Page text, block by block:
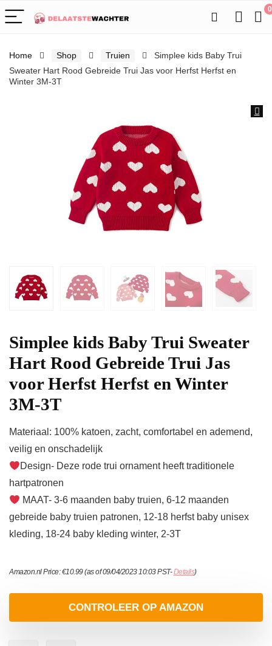
0
Home Shop Truien
Simplee kids Baby Trui
Sweater Hart Rood Gebreide Trui Jas voor Herfst Herfst en
Winter 3M-3T
Simplee kids Baby Trui Sweater
Hart Rood Gebreide Trui Jas
voor Herfst Herfst en Winter
3M-3T
Materiaal: 100% katoen, zacht, comfortabel en ademend,
veilig en onschadelijk
Design- Deze rode trui ornament heeft traditionele
hartpatronen
MAAT- 3-6 maanden baby truien, 6-12 maanden
gebreide baby truien patronen, 12-18 herfst baby unisex
kleding, 18-24 baby kleding winter, 2-3T
Amazon.nl Price:€10.99(as of 09/04/2023 10:03 PST-Details)
CONTROLEER OP AMAZON